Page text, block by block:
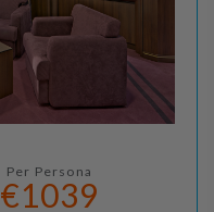
Per Persona
€1039